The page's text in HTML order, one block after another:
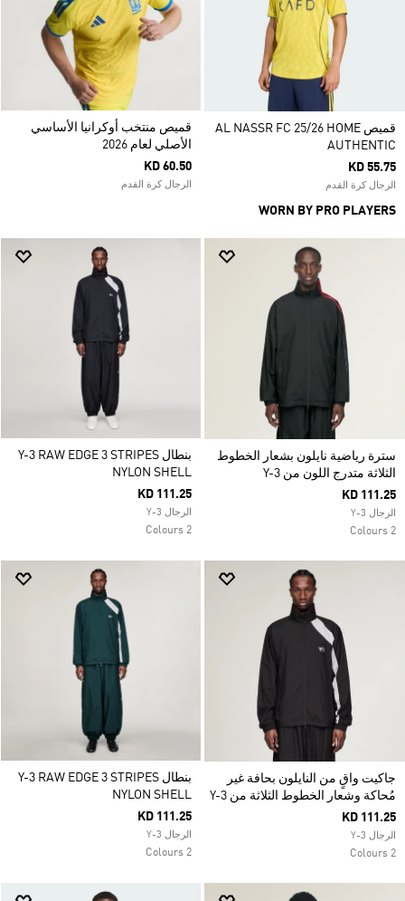
قميص AL NASSR FC 25/26 HOME
AUTHENTIC
KD 55.75
الرجال كرة القدم
WORN BY PRO PLAYERS
قميص منتخب أوكرانيا الأساسي
الأصلي لعام 2026
KD 60.50
الرجال كرة القدم
سترة رياضية نايلون بشعار الخطوط
الثلاثة متدرج اللون من Y-3
KD 111.25
الرجال Y-3
2 Colours
بنطال Y-3 RAW EDGE 3 STRIPES
NYLON SHELL
KD 111.25
الرجال Y-3
2 Colours
جاكيت واقٍ من النايلون بحافة غير
مُحاكة وشعار الخطوط الثلاثة من Y-3
KD 111.25
الرجال Y-3
2 Colours
بنطال Y-3 RAW EDGE 3 STRIPES
NYLON SHELL
KD 111.25
الرجال Y-3
2 Colours